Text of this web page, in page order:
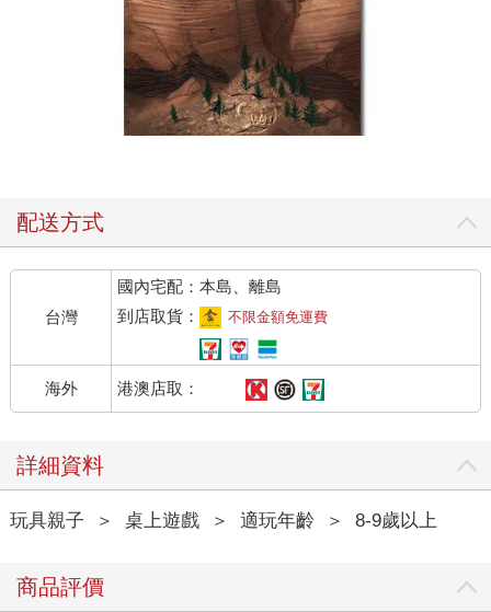
配送方式
台灣
國內宅配：本島、離島
到店取貨：
不限金額免運費
海外 港澳店取：
詳細資料
玩具親子 ＞ 桌上遊戲 ＞ 適玩年齡 ＞ 8-9歲以上
商品評價